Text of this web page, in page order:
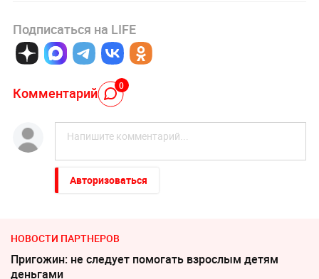
Подписаться на LIFE
Комментарий 0
Авторизоваться
НОВОСТИ ПАРТНЕРОВ
Пригожин: не следует помогать взрослым детям
деньгами